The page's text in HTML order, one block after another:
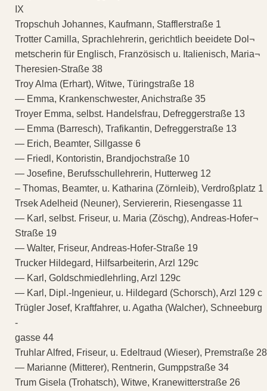
IX
Tropschuh Johannes, Kaufmann, Stafflerstraße 1
Trotter Camilla, Sprachlehrerin, gerichtlich beeidete Dol¬
metscherin für Englisch, Französisch u. Italienisch, Maria¬
Theresien-Straße 38
Troy Alma (Erhart), Witwe, Türingstraße 18
— Emma, Krankenschwester, Anichstraße 35
Troyer Emma, selbst. Handelsfrau, Defreggerstraße 13
— Emma (Barresch), Trafikantin, Defreggerstraße 13
— Erich, Beamter, Sillgasse 6
— Friedl, Kontoristin, Brandjochstraße 10
— Josefine, Berufsschullehrerin, Hutterweg 12
– Thomas, Beamter, u. Katharina (Zörnleib), Verdroßplatz 1
Trsek Adelheid (Neuner), Serviererin, Riesengasse 11
— Karl, selbst. Friseur, u. Maria (Zöschg), Andreas-Hofer¬
Straße 19
— Walter, Friseur, Andreas-Hofer-Straße 19
Trucker Hildegard, Hilfsarbeiterin, Arzl 129c
— Karl, Goldschmiedlehrling, Arzl 129c
— Karl, Dipl.-Ingenieur, u. Hildegard (Schorsch), Arzl 129 c
Trügler Josef, Kraftfahrer, u. Agatha (Walcher), Schneeburg
-
gasse 44
Truhlar Alfred, Friseur, u. Edeltraud (Wieser), Premstraße 28
— Marianne (Mitterer), Rentnerin, Gumppstraße 34
Trum Gisela (Trohatsch), Witwe, Kranewitterstraße 26